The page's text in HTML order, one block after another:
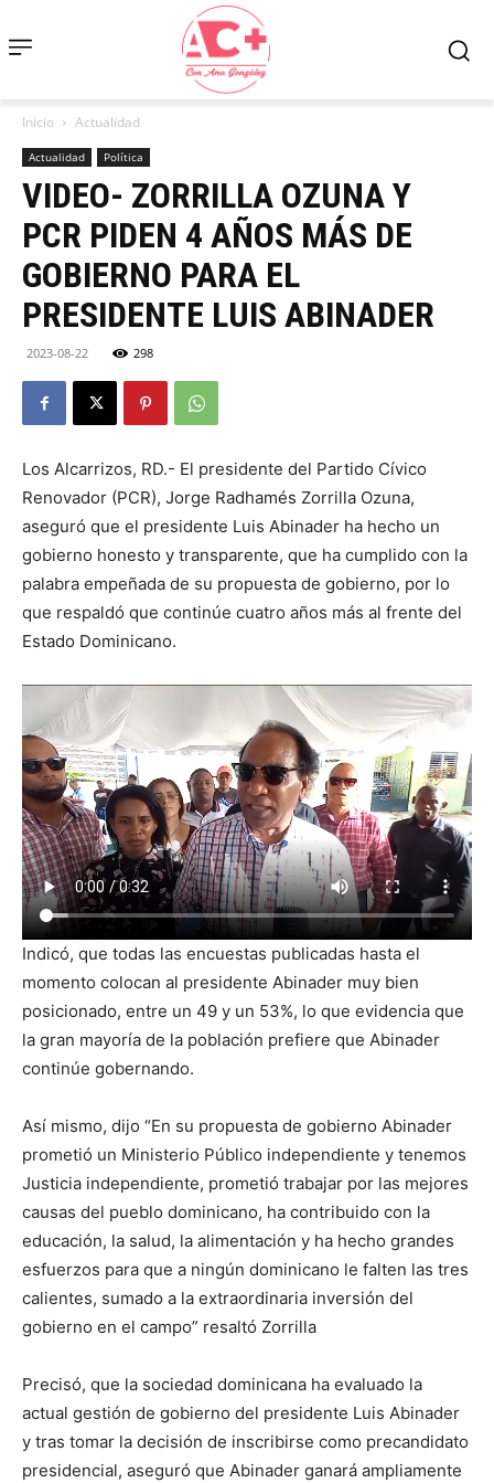
Inicio Actualidad
Actualidad Política
VIDEO- ZORRILLA OZUNA Y
PCR PIDEN 4 AÑOS MÁS DE
GOBIERNO PARA EL
PRESIDENTE LUIS ABINADER
2023-08-22 298
Los Alcarrizos, RD.- El presidente del Partido Cívico
Renovador (PCR), Jorge Radhamés Zorrilla Ozuna,
aseguró que el presidente Luis Abinader ha hecho un
gobierno honesto y transparente, que ha cumplido con la
palabra empeñada de su propuesta de gobierno, por lo
que respaldó que continúe cuatro años más al frente del
Estado Dominicano.
Indicó, que todas las encuestas publicadas hasta el
momento colocan al presidente Abinader muy bien
posicionado, entre un 49 y un 53%, lo que evidencia que
la gran mayoría de la población prefiere que Abinader
continúe gobernando.
Así mismo, dijo “En su propuesta de gobierno Abinader
prometió un Ministerio Público independiente y tenemos
Justicia independiente, prometió trabajar por las mejores
causas del pueblo dominicano, ha contribuido con la
educación, la salud, la alimentación y ha hecho grandes
esfuerzos para que a ningún dominicano le falten las tres
calientes, sumado a la extraordinaria inversión del
gobierno en el campo” resaltó Zorrilla
Precisó, que la sociedad dominicana ha evaluado la
actual gestión de gobierno del presidente Luis Abinader
y tras tomar la decisión de inscribirse como precandidato
presidencial, aseguró que Abinader ganará ampliamente